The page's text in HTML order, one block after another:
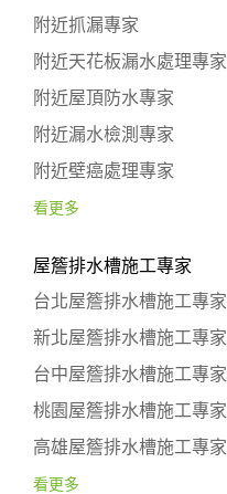
附近抓漏專家
附近天花板漏水處理專家
附近屋頂防水專家
附近漏水檢測專家
附近壁癌處理專家
看更多
屋簷排水槽施工專家
台北屋簷排水槽施工專家
新北屋簷排水槽施工專家
台中屋簷排水槽施工專家
桃園屋簷排水槽施工專家
高雄屋簷排水槽施工專家
看更多